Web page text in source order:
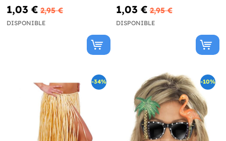
1,03 € 2,95 €
DISPONIBLE
1,03 € 2,95 €
DISPONIBLE
-34% -10%